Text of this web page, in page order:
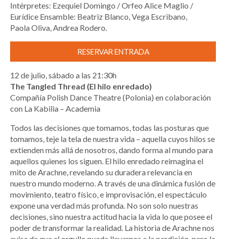
Intérpretes: Ezequiel Domingo / Orfeo Alice Maglio /
Eurídice Ensamble: Beatriz Blanco, Vega Escribano,
Paola Oliva, Andrea Rodero.
RESERVAR ENTRADA
12 de julio, sábado a las 21:30h
The Tangled Thread (El hilo enredado)
Compañía Polish Dance Theatre (Polonia) en colaboración
con La Kabilia – Academia
Todos las decisiones que tomamos, todas las posturas que
tomamos, teje la tela de nuestra vida – aquella cuyos hilos se
extienden más allá de nosotros, dando forma al mundo para
aquellos quienes los siguen. El hilo enredado reimagina el
mito de Arachne, revelando su duradera relevancia en
nuestro mundo moderno. A través de una dinámica fusión de
movimiento, teatro físico, e improvisación, el espectáculo
expone una verdad más profunda. No son solo nuestras
decisiones, sino nuestra actitud hacia la vida lo que posee el
poder de transformar la realidad. La historia de Arachne nos